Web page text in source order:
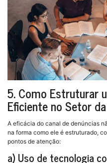
5. Como Estruturar
Eficiente no Setor
A eficácia do canal de denúncias
na forma como ele é estruturado,
pontos de atenção:
a) Uso de tecnologia